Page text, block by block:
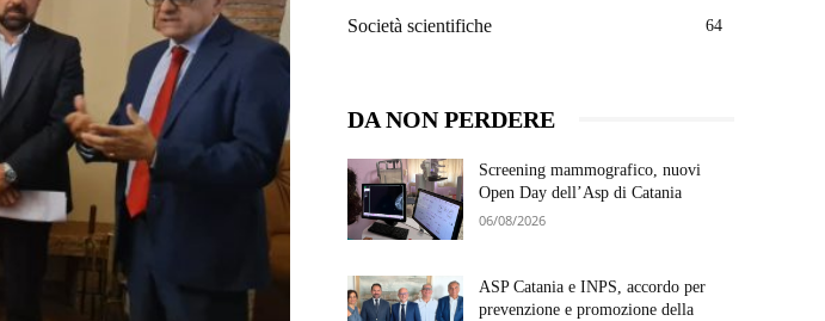
Società scientifiche 64
DA NON PERDERE
Screening mammografico, nuovi
Open Day dell’Asp di Catania
06/08/2026
ASP Catania e INPS, accordo per
prevenzione e promozione della